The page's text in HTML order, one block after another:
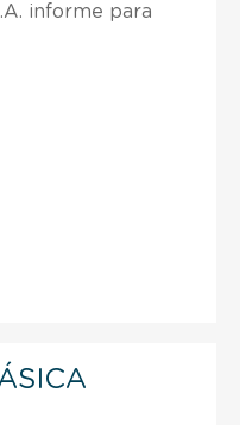
informe para